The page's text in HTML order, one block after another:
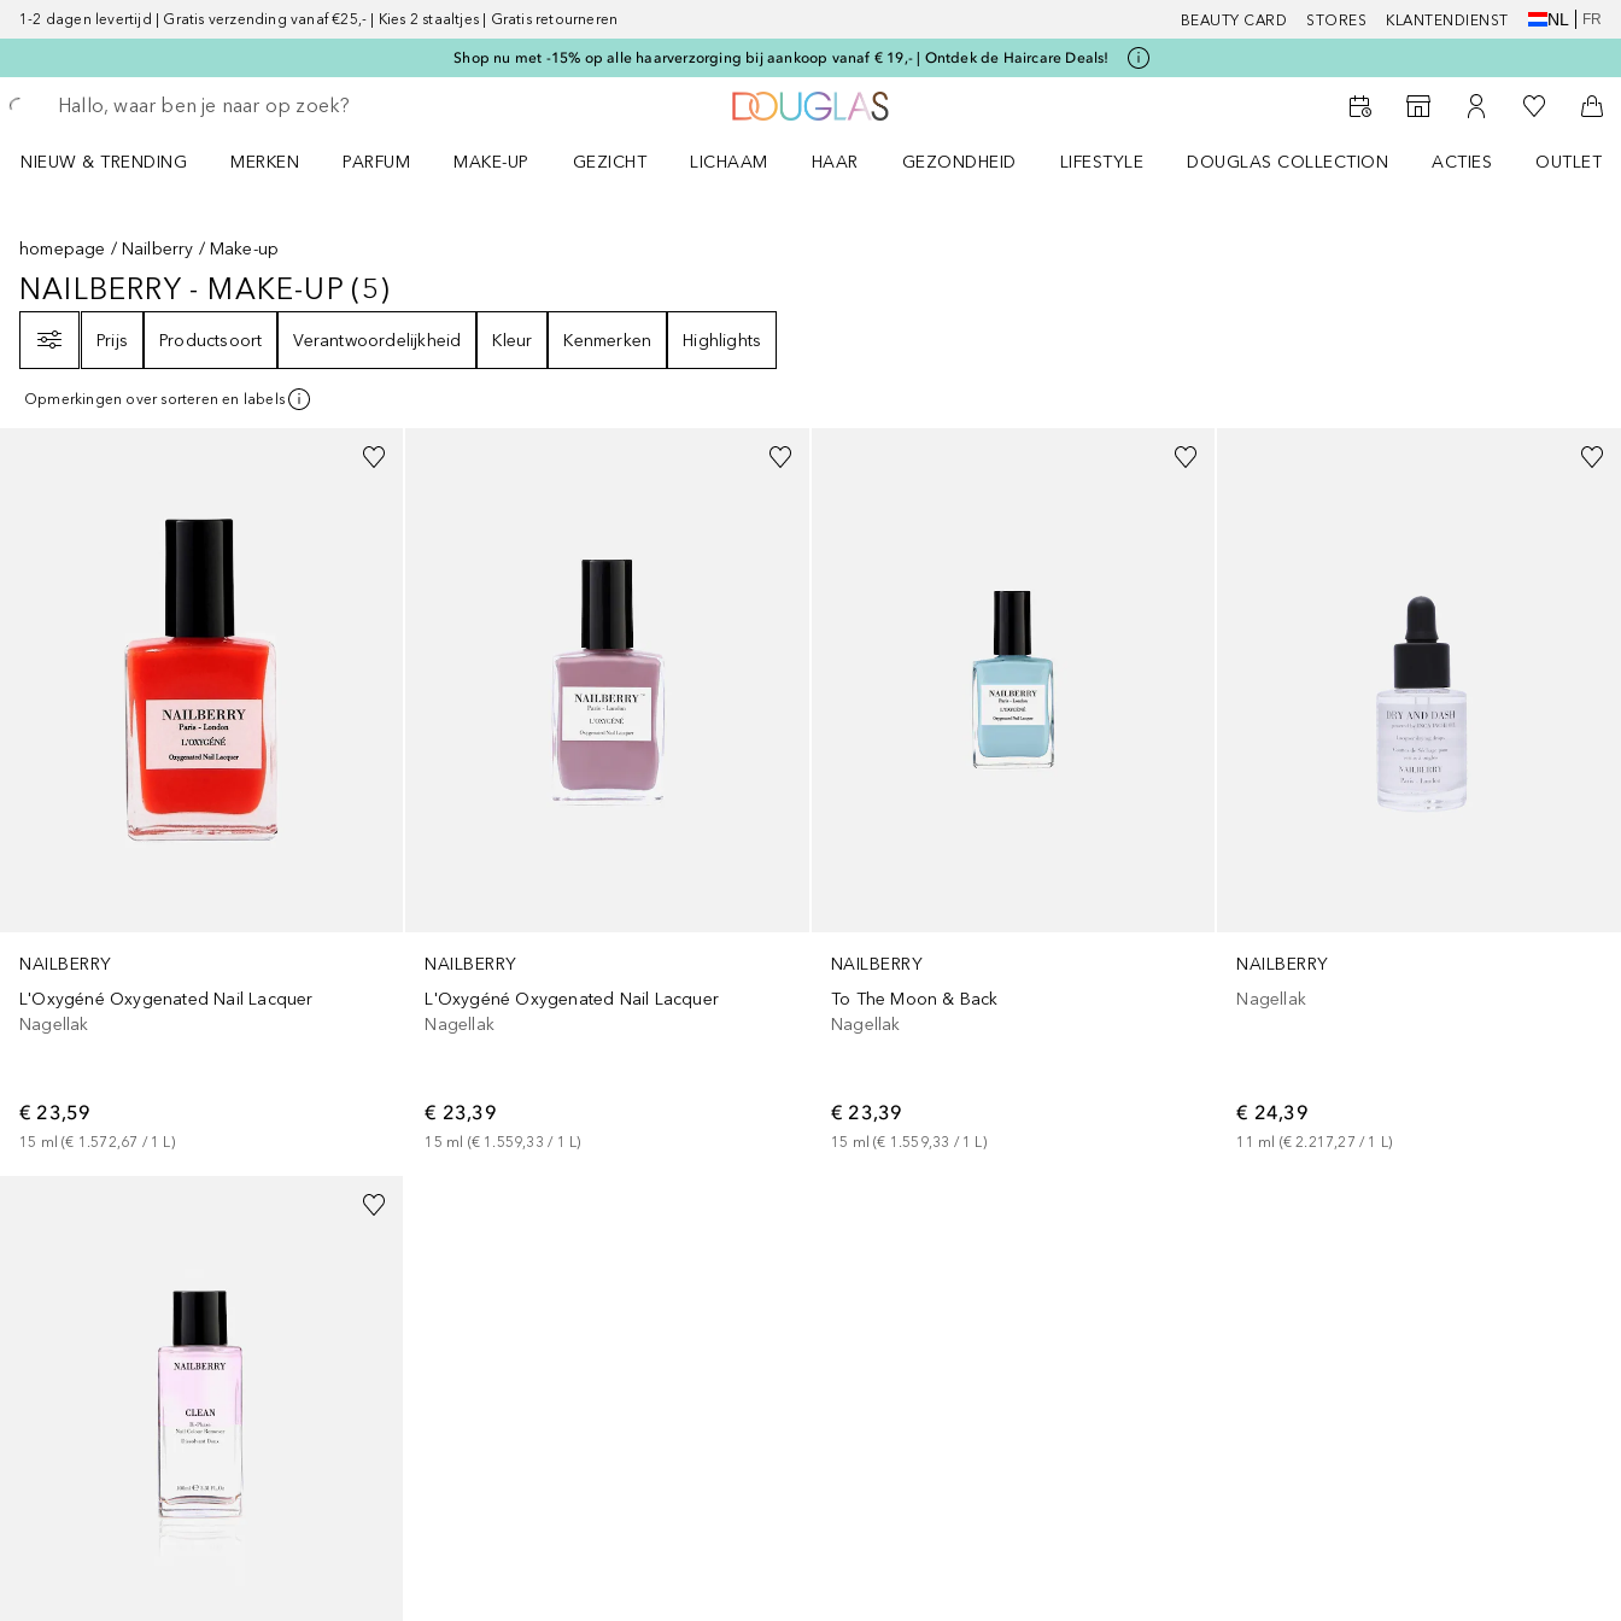
1-2 dagen levertijd | Gratis verzending vanaf €25,- | Kies 2 staaltjes | Gratis retourneren BEAUTY CARD STORES KLANTENDIENST NL FR
Shop nu met -15% op alle haarverzorging bij aankoop vanaf € 19,- | Ontdek de Haircare Deals!
Ga terug
Zoekopdracht uitvoeren
Naar StorefinderNaar Mijn Account
Naar Mijn
NIEUW & TRENDING
MERKEN
PARFUM
MAKE-UP
GEZICHT
LICHAAM
HAAR
GEZONDHEID
LIFESTYLE
DOUGLAS COLLECTION
ACTIES
OUTLET
homepage Nailberry Make-up
NAILBERRY - MAKE-UP5
NAILBERRY - MAKE-UP (5)
Prijs
Productsoort Verantwoordelijkheid Kleur Kenmerken Highlights
Opmerkingen over sorteren en labels
NAILBERRY
L'Oxygéné Oxygenated Nail Lacquer
Nagellak
€ 23,59
15 ml (€ 1.572,67 / 1 L)
+27
NAILBERRY
L'Oxygéné Oxygenated Nail Lacquer
Nagellak
€ 23,39
15 ml (€ 1.559,33 / 1 L)
NAILBERRY
To The Moon & Back
Nagellak
€ 23,39
15 ml (€ 1.559,33 / 1 L)
NAILBERRY
Nagellak
€ 24,39
11 ml (€ 2.217,27 / 1 L)